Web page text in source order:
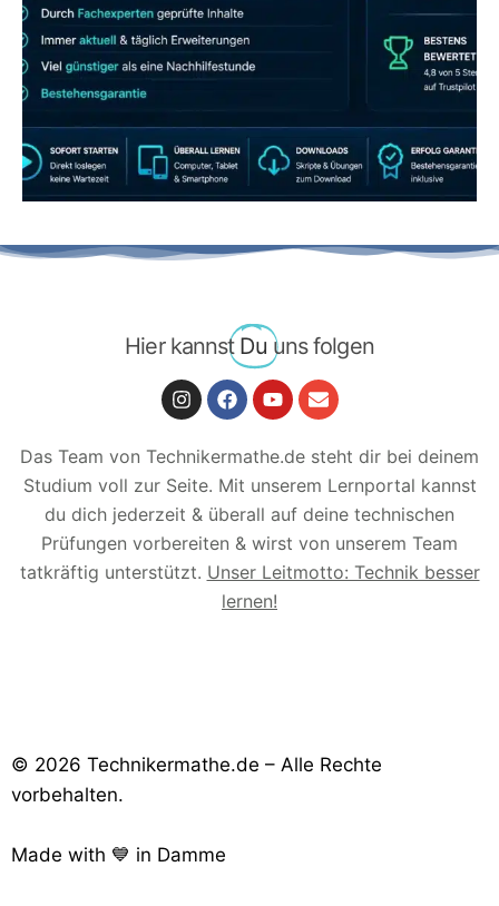
LERNEN
Hier kannst Du uns folgen
Das Team von Technikermathe.de steht dir bei deinem
Studium voll zur Seite. Mit unserem Lernportal kannst
du dich jederzeit & überall auf deine technischen
Prüfungen vorbereiten & wirst von unserem Team
tatkräftig unterstützt. Unser Leitmotto: Technik besser
lernen!
© 2026 Technikermathe.de – Alle Rechte
vorbehalten.
Made with 💙 in Damme